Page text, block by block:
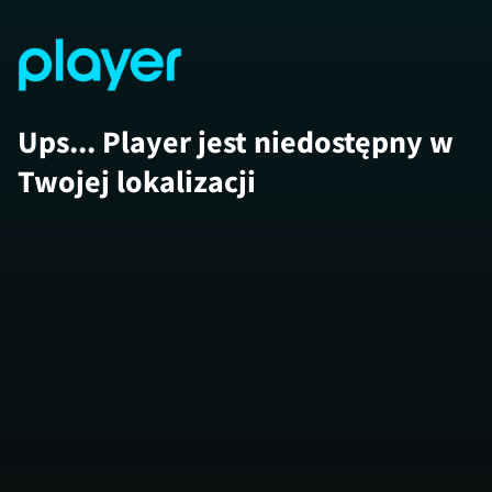
Ups... Player jest niedostępny w
Twojej lokalizacji